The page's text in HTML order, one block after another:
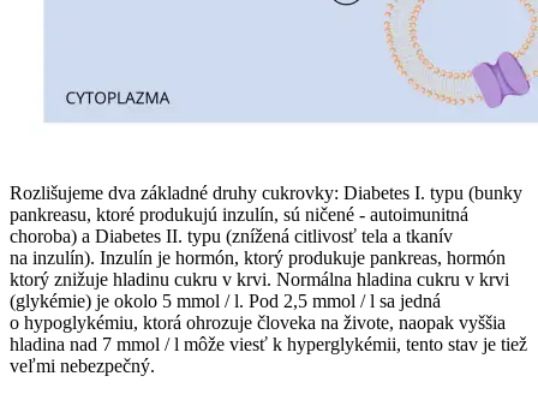
Rozlišujeme dva základné druhy cukrovky: Diabetes I. typu (bunky
pankreasu, ktoré produkujú inzulín, sú ničené - autoimunitná
choroba) a Diabetes II. typu (znížená citlivosť tela a tkanív
na inzulín). Inzulín je hormón, ktorý produkuje pankreas, hormón
ktorý znižuje hladinu cukru v krvi. Normálna hladina cukru v krvi
(glykémie) je okolo 5 mmol / l. Pod 2,5 mmol / l sa jedná
o hypoglykémiu, ktorá ohrozuje človeka na živote, naopak vyššia
hladina nad 7 mmol / l môže viesť k hyperglykémii, tento stav je tiež
veľmi nebezpečný.